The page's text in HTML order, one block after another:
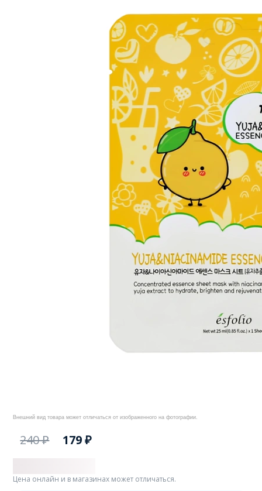
Внешний вид товара может отличаться от изображенного на фотографии.
240 ₽ 179 ₽
Цена онлайн и в магазинах может отличаться.